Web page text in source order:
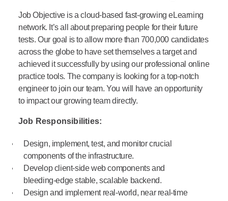
Job Objective is a cloud-based fast-growing eLearning
network. It’s all about preparing people for their future
tests. Our goal is to allow more than 700,000 candidates
across the globe to have set themselves a target and
achieved it successfully by using our professional online
practice tools. The company is looking for a top-notch
engineer to join our team. You will have an opportunity
to impact our growing team directly.
Job Responsibilities:
Design, implement, test, and monitor crucial
components of the infrastructure.
Develop client-side web components and
bleeding-edge stable, scalable backend.
Design and implement real-world, near real-time